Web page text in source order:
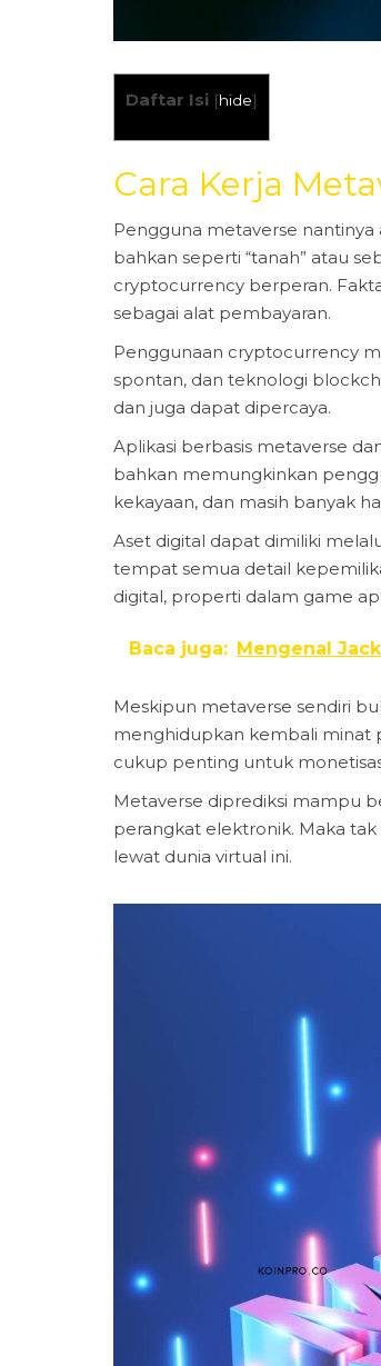
Daftar Isi [hide]
Cara Kerja
Pengguna metaverse
bahkan seperti “tanah” atau
cryptocurrency berperan.
sebagai alat pembayaran.
Penggunaan cryptocurrency
spontan, dan teknologi
dan juga dapat dipercaya.
Aplikasi berbasis metaverse
bahkan memungkinkan
kekayaan, dan masih banyak
Aset digital dapat dimiliki
tempat semua detail
digital, properti dalam game
Baca juga: Mengenal
Meskipun metaverse sendiri
menghidupkan kembali minat
cukup penting untuk
Metaverse diprediksi mampu
perangkat elektronik. Maka
lewat dunia virtual ini.